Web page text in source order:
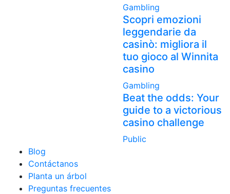
Gambling
Scopri emozioni
leggendarie da
casinò: migliora il
tuo gioco al Winnita
casino
Gambling
Beat the odds: Your
guide to a victorious
casino challenge
Public
Blog
Contáctanos
Planta un árbol
Preguntas frecuentes